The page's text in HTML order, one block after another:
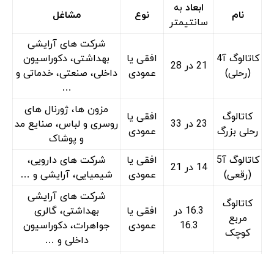
نام
ابعاد به
سانتیمتر
نوع مشاغل
کاتالوگ آ4
(رحلی)
21 در 28
افقی یا
عمودی
شرکت های آرایشی
بهداشتی، دکوراسیون
داخلی، صنعتی، خدماتی و
…
کاتالوگ
رحلی بزرگ
23 در 33
افقی یا
عمودی
مزون ها، ژورنال های
روسری و لباس، صنایع مد
و پوشاک
کاتالوگ آ5
(رقعی)
14 در 21
افقی یا
عمودی
شرکت های دارویی،
شیمیایی، آرایشی و …
کاتالوگ
مربع
کوچک
16.3 در
16.3
افقی یا
عمودی
شرکت های آرایشی
بهداشتی، گالری
جواهرات، دکوراسیون
داخلی و …